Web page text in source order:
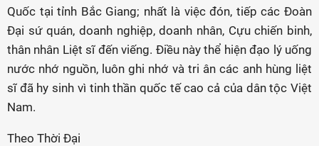
Quốc tại tỉnh Bắc Giang; nhất là việc đón, tiếp các Đoàn
Đại sứ quán, doanh nghiệp, doanh nhân, Cựu chiến binh,
thân nhân Liệt sĩ đến viếng. Điều này thể hiện đạo lý uống
nước nhớ nguồn, luôn ghi nhớ và tri ân các anh hùng liệt
sĩ đã hy sinh vì tinh thần quốc tế cao cả của dân tộc Việt
Nam.
Theo Thời Đại